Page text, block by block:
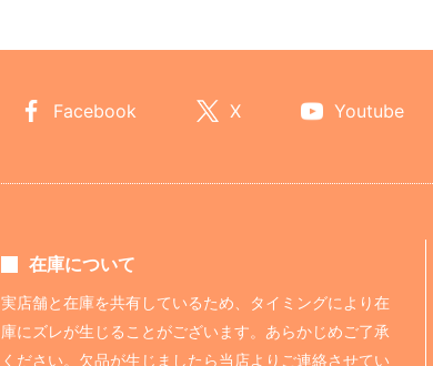
Facebook X Youtube
在庫について
実店舗と在庫を共有しているため、タイミングにより在
庫にズレが生じることがございます。あらかじめご了承
ください。欠品が生じましたら当店よりご連絡させてい